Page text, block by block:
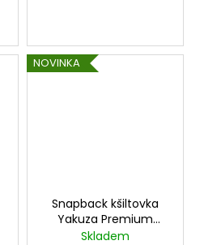
NOVINKA
Snapback kšiltovka
Yakuza Premium
roken Legend BL 255,
Skladem